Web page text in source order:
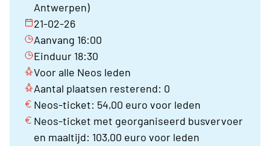
Antwerpen)
21-02-26
Aanvang 16:00
Einduur 18:30
Voor alle Neos leden
Aantal plaatsen resterend: 0
Neos-ticket: 54,00 euro voor leden
Neos-ticket met georganiseerd busvervoer
en maaltijd: 103,00 euro voor leden